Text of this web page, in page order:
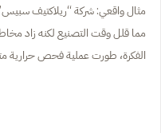
مثال واقعي: شركة “ريلاكتيف
مما قلل وقت التصنيع لكنه زاد
الفكرة، طورت عملية فحص حرارية